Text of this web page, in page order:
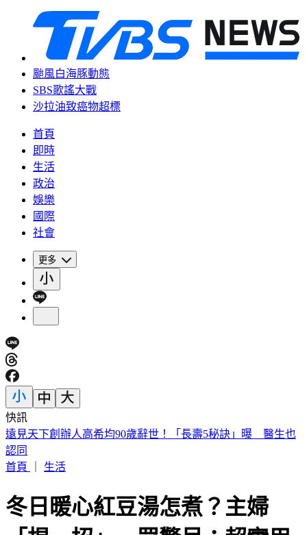
颱風白海豚動態
SBS歌謠大戰
沙拉油致癌物超標
首頁
即時
生活
政治
娛樂
國際
社會
更多
快訊
美股開盤／聯準會升息疑慮意外減緩！標普、那指「雙開高」
首頁
冬日暖心紅豆湯怎煮？主婦
「揭一招」 眾驚呆：超實用